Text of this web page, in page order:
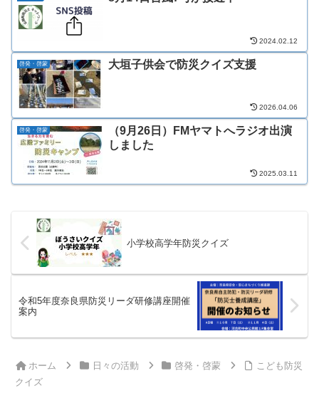
2024.02.12
啓発・啓蒙 大垣子供会で防災クイズ支援
2026.04.06
啓発・啓蒙
（9月26日）FMヤマトへラジオ出演
しました
2025.03.11
小学校高学年防災クイズ
令和5年度奈良県防災リーダ研修講座開催
案内
ホーム 日々の活動 啓発・啓蒙
こども防災
クイズ